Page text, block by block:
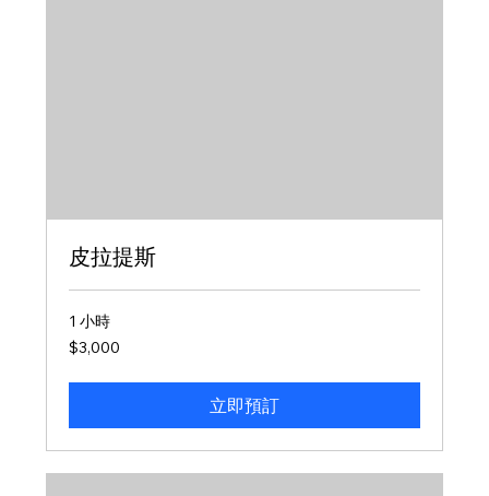
皮拉提斯
1 小時
3,000
新
幣
$3,000
立即預訂